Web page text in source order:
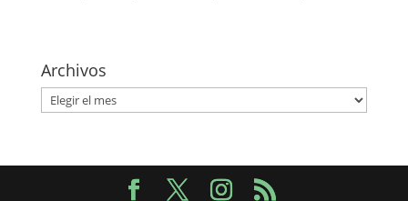
Archivos
Archivos